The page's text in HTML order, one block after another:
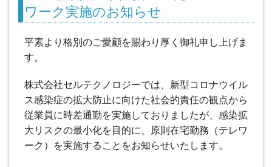
ワーク実施のお知らせ
平素より格別のご愛顧を賜わり厚く御礼申し上げま
す。
株式会社セルテクノロジーでは、新型コロナウイル
ス感染症の拡大防止に向けた社会的責任の観点から
従業員に時差通勤を実施しておりましたが、感染拡
大リスクの最小化を目的に、原則在宅勤務（テレワ
ーク）を実施することをお知らせいたします。